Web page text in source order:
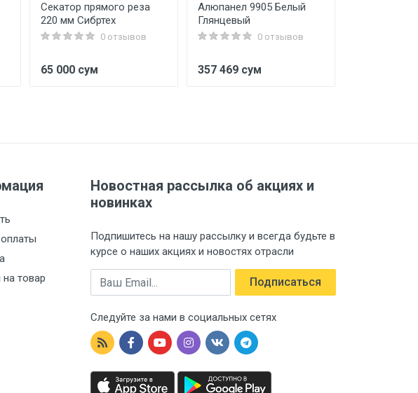
Секатор прямого реза
220 мм Сибртех
0 отзывов
65 000 сум
Алюпанел 9905 Белый
Глянцевый
0 отзывов
357 469 сум
на товар
Новостная рассылка об акциях и
новинках
Подпишитесь на нашу рассылку и всегда будьте в
курсе о наших акциях и новостях отрасли
Email Подписаться
Следуйте за нами в социальных сетях